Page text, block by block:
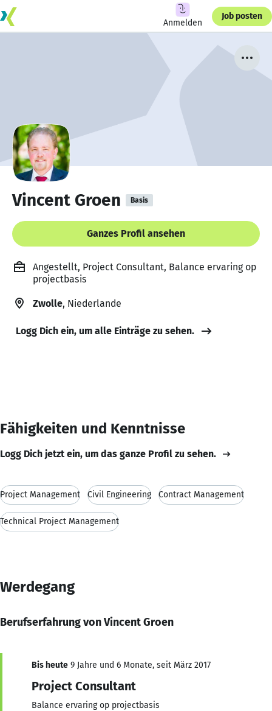
Anmelden
Job posten
Vincent Groen Basis
Ganzes Profil ansehen
Angestellt, Project Consultant, Balance ervaring op
projectbasis
Zwolle, Niederlande
Logg Dich ein, um alle Einträge zu sehen.
Fähigkeiten und Kenntnisse
Logg Dich jetzt ein, um das ganze Profil zu sehen.
Project Management Civil Engineering Contract Management
Technical Project Management
Werdegang
Berufserfahrung von Vincent Groen
Bis heute 9 Jahre und 6 Monate, seit März 2017
Project Consultant
Balance ervaring op projectbasis